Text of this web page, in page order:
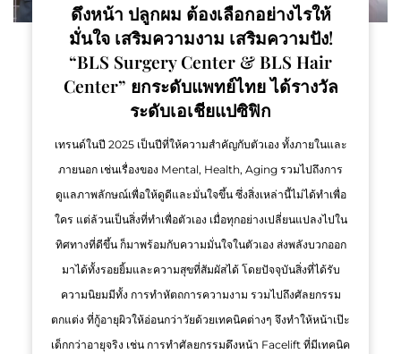
ดึงหน้า ปลูกผม ต้องเลือกอย่างไรให้
มั่นใจ เสริมความงาม เสริมความปัง!
“BLS Surgery Center & BLS Hair
Center” ยกระดับแพทย์ไทย ได้รางวัล
ระดับเอเชียแปซิฟิก
เทรนด์ในปี 2025 เป็นปีที่ให้ความสำคัญกับตัวเอง ทั้งภายในและ
ภายนอก เช่นเรื่องของ Mental, Health, Aging รวมไปถึงการ
ดูแลภาพลักษณ์เพื่อให้ดูดีและมั่นใจขึ้น ซึ่งสิ่งเหล่านี้ไม่ได้ทำเพื่อ
ใคร แต่ล้วนเป็นสิ่งที่ทำเพื่อตัวเอง เมื่อทุกอย่างเปลี่ยนแปลงไปใน
ทิศทางที่ดีขึ้น ก็มาพร้อมกับความมั่นใจในตัวเอง ส่งพลังบวกออก
มาได้ทั้งรอยยิ้มและความสุขที่สัมผัสได้ โดยปัจจุบันสิ่งที่ได้รับ
ความนิยมมีทั้ง การทำหัตถการความงาม รวมไปถึงศัลยกรรม
ตกแต่ง ที่กู้อายุผิวให้อ่อนกว่าวัยด้วยเทคนิคต่างๆ จึงทำให้หน้าเป๊ะ
เด็กกว่าอายุจริง เช่น การทำศัลยกรรมดึงหน้า Facelift ที่มีเทคนิค